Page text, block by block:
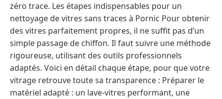
zéro trace. Les étapes indispensables pour un
nettoyage de vitres sans traces à Pornic Pour obtenir
des vitres parfaitement propres, il ne suffit pas d’un
simple passage de chiffon. Il faut suivre une méthode
rigoureuse, utilisant des outils professionnels
adaptés. Voici en détail chaque étape, pour que votre
vitrage retrouve toute sa transparence : Préparer le
matériel adapté : un lave-vitres performant, une